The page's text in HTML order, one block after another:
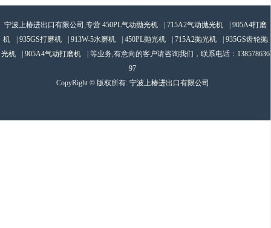
宁波上椿进出口有限公司,专营 450PL气动抛光机 715A2气动抛光机
905A4打磨
机
935GS打磨机 913W-5水磨机 450PL抛光机 715A2抛光机
935GS齿轮抛
光机
905A4气动打磨机 | 等业务,有意向的客户请咨询我们，联系电话： 138578636
97
CopyRight © 版权所有: 宁波上椿进出口有限公司